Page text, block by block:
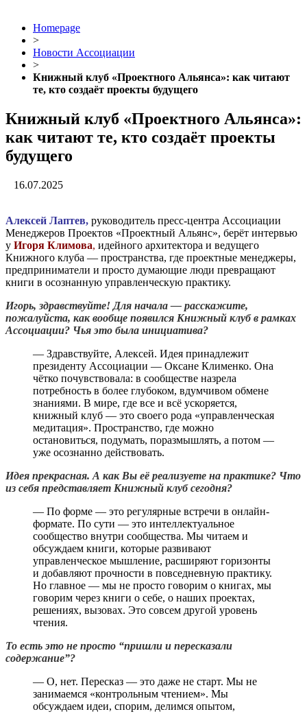
Homepage
>
Новости Ассоциации
>
Книжный клуб «Проектного Альянса»: как читают
те, кто создаёт проекты будущего
Книжный клуб «Проектного Альянса»:
как читают те, кто создаёт проекты
будущего
16.07.2025
Алексей Лаптев, руководитель пресс-центра Ассоциации
Менеджеров Проектов «Проектный Альянс», берёт интервью
у Игоря Климова, идейного архитектора и ведущего
Книжного клуба — пространства, где проектные менеджеры,
предприниматели и просто думающие люди превращают
книги в осознанную управленческую практику.
Игорь, здравствуйте! Для начала — расскажите,
пожалуйста, как вообще появился Книжный клуб в рамках
Ассоциации? Чья это была инициатива?
— Здравствуйте, Алексей. Идея принадлежит
президенту Ассоциации — Оксане Клименко. Она
чётко почувствовала: в сообществе назрела
потребность в более глубоком, вдумчивом обмене
знаниями. В мире, где все и всё ускоряется,
книжный клуб — это своего рода «управленческая
медитация». Пространство, где можно
остановиться, подумать, поразмышлять, а потом —
уже осознанно действовать.
Идея прекрасная. А как Вы её реализуете на практике? Что
из себя представляет Книжный клуб сегодня?
— По форме — это регулярные встречи в онлайн-
формате. По сути — это интеллектуальное
сообщество внутри сообщества. Мы читаем и
обсуждаем книги, которые развивают
управленческое мышление, расширяют горизонты
и добавляют прочности в повседневную практику.
Но главное — мы не просто говорим о книгах, мы
говорим через книги о себе, о наших проектах,
решениях, вызовах. Это совсем другой уровень
чтения.
То есть это не просто “пришли и пересказали
содержание”?
— О, нет. Пересказ — это даже не старт. Мы не
занимаемся «контрольным чтением». Мы
обсуждаем идеи, спорим, делимся опытом,